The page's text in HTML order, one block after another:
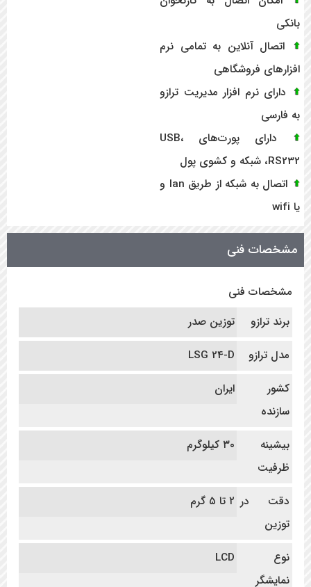
بانکی
اتصال آنلاین به تمامی نرم
افزارهای فروشگاهی
دارای نرم افزار مدیریت ترازو
به فارسی
دارای پورت‌های USB،
RS232، شبکه و کشوی پول
اتصال به شبکه از طریق lan و
یا wifi
مشخصات فنی
مشخصات فنی
برند ترازو
توزین صدر
مدل ترازو
LSG 24-D
کشور
سازنده
ایران
بیشینه
ظرفیت
۳۰ کیلوگرم
دقت در
توزین
۲ تا ۵ گرم
نوع
نمایشگر
LCD